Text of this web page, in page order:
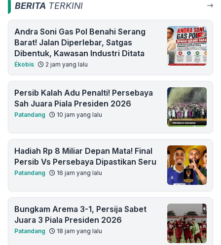
BERITA TERKINI
Andra Soni Gas Pol Benahi Serang
Barat! Jalan Diperlebar, Satgas
Dibentuk, Kawasan Industri Ditata
Ékobis 2 jam yang lalu
Persib Kalah Adu Penalti! Persebaya
Sah Juara Piala Presiden 2026
Patandang 10 jam yang lalu
Hadiah Rp 8 Miliar Depan Mata! Final
Persib Vs Persebaya Dipastikan Seru
Patandang 16 jam yang lalu
Bungkam Arema 3-1, Persija Sabet
Juara 3 Piala Presiden 2026
Patandang 18 jam yang lalu